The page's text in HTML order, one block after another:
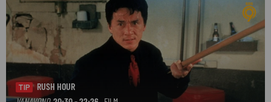
TIP
RUSH HOUR